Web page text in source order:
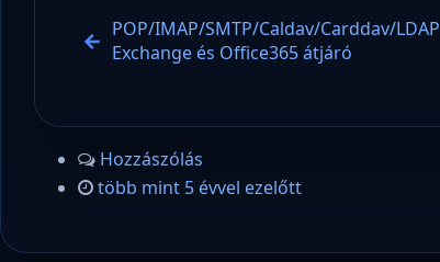
POP/IMAP/SMTP/Caldav/Carddav/LDAP
Exchange és Office365 átjáró
Hozzászólás
több mint 5 évvel ezelőtt